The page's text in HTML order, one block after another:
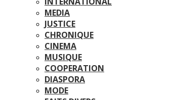
MEDIA
JUSTICE
CHRONIQUE
CINEMA
MUSIQUE
COOPERATION
DIASPORA
MODE